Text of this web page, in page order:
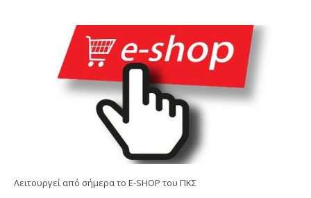
Λειτουργεί από σήμερα το E-SHOP του ΠΚΣ